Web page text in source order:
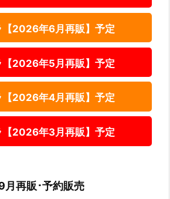
【2026年6月再販】予定
【2026年5月再販】予定
【2026年4月再販】予定
【2026年3月再販】予定
月再販･予約販売